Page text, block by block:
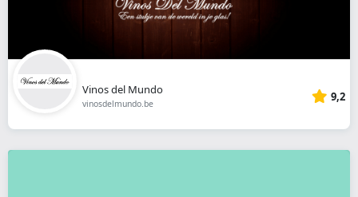
Vinos del Mundo
vinosdelmundo.be 9,2